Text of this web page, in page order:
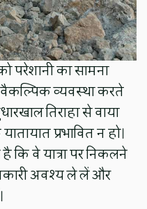
परेशानी का सामना
वैकल्पिक व्यवस्था करते
तिराहा से वाया
प्रभावित न हो।
कि वे यात्रा पर निकलने
अवश्य ले लें और